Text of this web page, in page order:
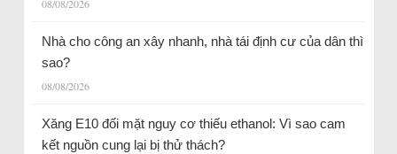
08/08/2026
Nhà cho công an xây nhanh, nhà tái định cư của dân thì
sao?
08/08/2026
Xăng E10 đối mặt nguy cơ thiếu ethanol: Vì sao cam
kết nguồn cung lại bị thử thách?